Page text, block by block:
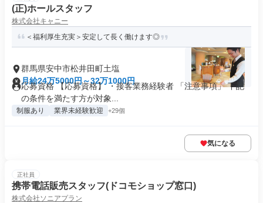
(正)ホールスタッフ
株式会社キャニー
＜福利厚生充実＞安定して長く働けます◎
群馬県安中市松井田町土塩
月給24万5000円～32万1000円
応募資格 【応募資格】 ・接客業務経験者 「注意事項」 下記
の条件を満たす方が対象...
制服あり 業界未経験歓迎 +29個
気になる
正社員
携帯電話販売スタッフ(ドコモショップ窓口)
株式会社ソニアプラン